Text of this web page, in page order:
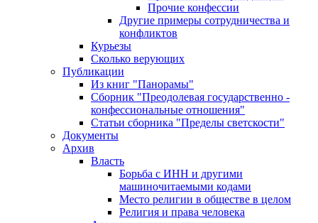
Прочие конфессии
Другие примеры сотрудничества и
конфликтов
Курьезы
Сколько верующих
Публикации
Из книг "Панорамы"
Сборник "Преодолевая государственно -
конфессиональные отношения"
Статьи сборника "Пределы светскости"
Документы
Архив
Власть
Борьба с ИНН и другими
машиночитаемыми кодами
Место религии в обществе в целом
Религия и права человека